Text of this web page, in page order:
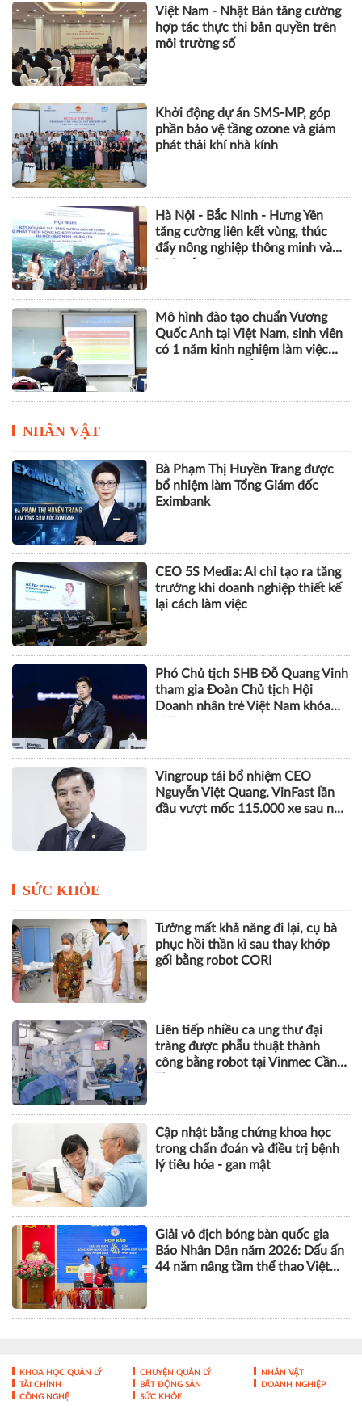
lượng cao tại Việt Nam
THỰC TIỄN QUẢN LÝ
Việt Nam - Nhật Bản tăng cường
hợp tác thực thi bản quyền trên
môi trường số
Khởi động dự án SMS-MP, góp
phần bảo vệ tầng ozone và giảm
phát thải khí nhà kính
Hà Nội - Bắc Ninh - Hưng Yên
tăng cường liên kết vùng, thúc
đẩy nông nghiệp thông minh và
có 1 năm kinh nghiệm làm việc
trước khi nhận bằng
NHÂN VẬT
Bà Phạm Thị Huyền Trang được
bổ nhiệm làm Tổng Giám đốc
Eximbank
CEO 5S Media: AI chỉ tạo ra tăng
trưởng khi doanh nghiệp thiết kế
lại cách làm việc
Phó Chủ tịch SHB Đỗ Quang Vinh
tham gia Đoàn Chủ tịch Hội
Doanh nhân trẻ Việt Nam khóa
năm
SỨC KHỎE
Tưởng mất khả năng đi lại, cụ bà
phục hồi thần kì sau thay khớp
gối bằng robot CORI
Liên tiếp nhiều ca ung thư đại
tràng được phẫu thuật thành
công bằng robot tại Vinmec Cần
Cập nhật bằng chứng khoa học
trong chẩn đoán và điều trị bệnh
lý tiêu hóa - gan mật
44 năm nâng tầm thể thao Việt
Nam